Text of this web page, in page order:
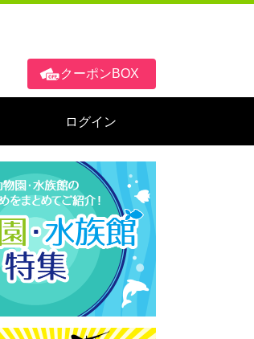
クーポンBOX
ログイン